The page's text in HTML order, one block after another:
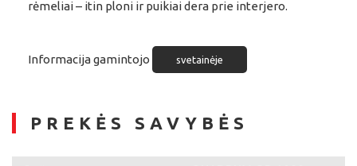
rėmeliai – itin ploni ir puikiai dera prie interjero.
Informacija gamintojo svetainėje
PREKĖS SAVYBĖS